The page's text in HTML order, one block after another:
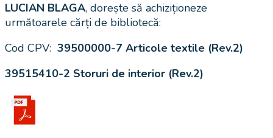
LUCIAN BLAGA, dorește să achiziționeze
următoarele cărți de bibliotecă:
Cod CPV: 39500000-7 Articole textile (Rev.2)
39515410-2 Storuri de interior (Rev.2)